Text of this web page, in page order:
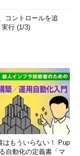
コントロールを追
行 (1/3)
はもういらない！ Pup
自動化の定義書「マ